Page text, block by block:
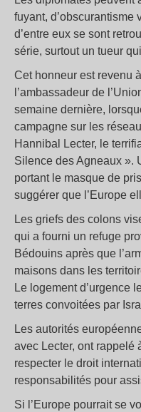
fuyant, d’obscurantisme
d’entre eux se sont
série, surtout un tueur
Cet honneur est revenu
l’ambassadeur de
semaine dernière,
campagne sur les
Hannibal Lecter, le
Silence des Agneaux ».
portant le masque de
suggérer que l’Europe
Les griefs des colons
qui a fourni un refuge
Bédouins après que
maisons dans les
Le logement d’urgence
terres convoitées par
Les autorités
avec Lecter, ont rappelé
respecter le droit
responsabilités pour
Si l’Europe pourrait se